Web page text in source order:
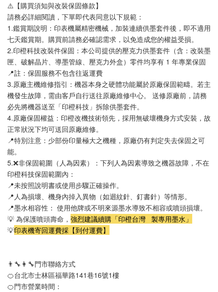
⚠️【購買須知與改裝保固條款】
請務必詳細閱讀，下單即代表同意以下規範：
1.鑑賞期說明：印表機屬精密機械，加裝連續供墨套件後，即不適用
七天鑑賞期。購買前請務必確認需求，以免造成您的權益受損。
2.印橙科技改裝件保固：本公司提供的壓克力供墨套件（含：改裝墨
匣、破解晶片、導墨管線、壓克力外盒）零件均享有 1 年專業保固
📍註：保固服務不包含往返運費
3.原廠主機維修指引：機器本身之硬體功能屬於原廠保固範疇。若主
機發生故障，需由客戶自行送往原廠維修中心。 送修原廠前，請務
必先將機器送至「印橙科技」拆除供墨套件。
4.原廠保固權益：印橙改機技術領先，採用無破壞機身方式安裝，故
正常狀況下均可送回原廠維修。
📍特別注意：少部份印量極大之機種，原廠仍有判定失去保固之可
能。
5.❌非保固範圍（人為因素）：下列人為因素導致之機器故障，不在
印橙科技保固範圍內：
📍未按照說明書或使用步驟正確操作。
📍人為損壞、機身內掉入異物（如迴紋針、釘書針）等情形。
📍墨水相容性： 使用他牌或不明來源墨水導致不相容或噴頭損壞。
💡 為保護噴頭壽命， 強烈建議續購「印橙台灣   製專用墨水」
💡印表機寄回運費採【到付運費】
👨‍🔧👩‍🔧門市聯絡方式
🍊台北市士林區福華路141巷16號1樓
🍊門市營業時間：